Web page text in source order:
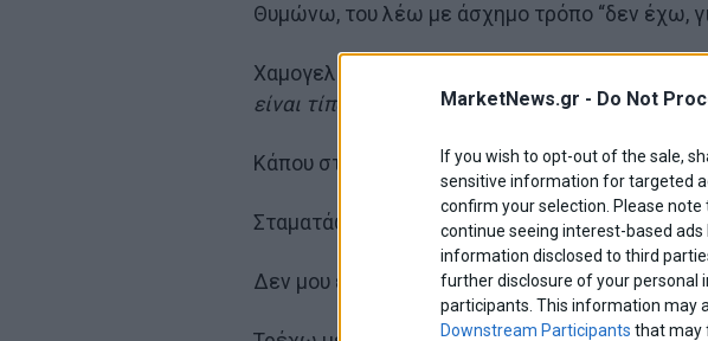
MarketNews.gr - Do Not
If you wish to opt-out of the sale,
sensitive information for targeted
confirm your selection. Please
continue seeing interest-based
information disclosed to third
further disclosure of your personal
participants. This information may
Downstream Participants that may
Θυμώνω, του λέω με άσχημο τρόπο “δεν έχω,
Χαμογελάει ξανά,
είναι τίποτα “.
Κατέβασα τα μάτια, είπα
Κάπου στα μισά της διαδρομής, ανάβει ξανά.
Σταματάω. Δύο τράπεζες κοντά μου. Πάω στο
Δεν μου έδινε τίποτα.